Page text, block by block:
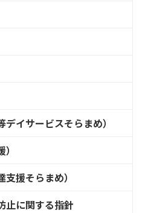
イサービスそらまめ）
援そらまめ）
止に関する指針